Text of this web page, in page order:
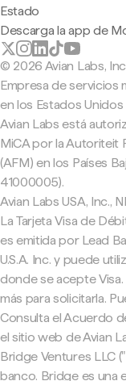
Estado
Descarga la app de
© 2026 Avian Labs, Inc
Empresa de servicios
en los Estados Unidos
Avian Labs está
MiCA por la Autoriteit
(AFM) en los Países
41000005).
Avian Labs USA, Inc.,
La Tarjeta Visa de
es emitida por Lead
U.S.A. Inc. y puede
donde se acepte
más para solicitarla.
Consulta el Acuerdo
el sitio web de Avian
Bridge Ventures LLC
banco. Bridge es una